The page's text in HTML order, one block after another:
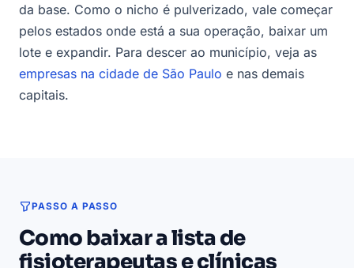
da base. Como o nicho é pulverizado, vale começar
pelos estados onde está a sua operação, baixar um
lote e expandir. Para descer ao município, veja as
empresas na cidade de São Paulo e nas demais
capitais.
PASSO A PASSO
Como baixar a lista de
fisioterapeutas e clínicas